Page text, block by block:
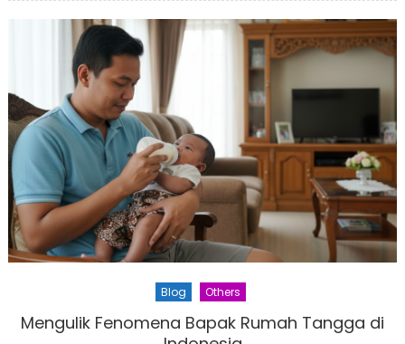
Blog Others
Mengulik Fenomena Bapak Rumah Tangga di